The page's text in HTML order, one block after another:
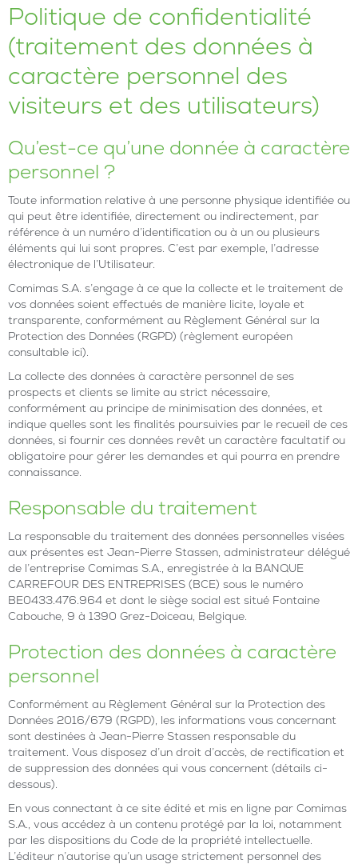
Politique de confidentialité
(traitement des données à
caractère personnel des
visiteurs et des utilisateurs)
Qu’est-ce qu’une donnée à caractère
personnel ?
Toute information relative à une personne physique identifiée ou
qui peut être identifiée, directement ou indirectement, par
référence à un numéro d’identification ou à un ou plusieurs
éléments qui lui sont propres. C’est par exemple, l’adresse
électronique de l’Utilisateur.
Comimas S.A. s’engage à ce que la collecte et le traitement de
vos données soient effectués de manière licite, loyale et
transparente, conformément au Règlement Général sur la
Protection des Données (RGPD) (règlement européen
consultable ici).
La collecte des données à caractère personnel de ses
prospects et clients se limite au strict nécessaire,
conformément au principe de minimisation des données, et
indique quelles sont les finalités poursuivies par le recueil de ces
données, si fournir ces données revêt un caractère facultatif ou
obligatoire pour gérer les demandes et qui pourra en prendre
connaissance.
Responsable du traitement
La responsable du traitement des données personnelles visées
aux présentes est Jean-Pierre Stassen, administrateur délégué
de l’entreprise Comimas S.A., enregistrée à la BANQUE
CARREFOUR DES ENTREPRISES (BCE) sous le numéro
BE0433.476.964 et dont le siège social est situé Fontaine
Cabouche, 9 à 1390 Grez-Doiceau, Belgique.
Protection des données à caractère
personnel
Conformément au Règlement Général sur la Protection des
Données 2016/679 (RGPD), les informations vous concernant
sont destinées à Jean-Pierre Stassen responsable du
traitement. Vous disposez d’un droit d’accès, de rectification et
de suppression des données qui vous concernent (détails ci-
dessous).
En vous connectant à ce site édité et mis en ligne par Comimas
S.A., vous accédez à un contenu protégé par la loi, notamment
par les dispositions du Code de la propriété intellectuelle.
L’éditeur n’autorise qu’un usage strictement personnel des